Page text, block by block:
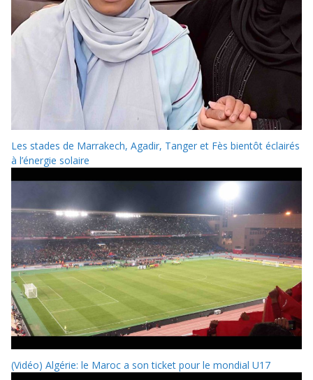
Les stades de Marrakech, Agadir, Tanger et Fès bientôt éclairés
à l’énergie solaire
(Vidéo) Algérie: le Maroc a son ticket pour le mondial U17